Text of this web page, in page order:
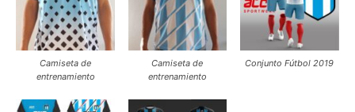
Camiseta de
entrenamiento
Camiseta de
entrenamiento
Conjunto Fútbol 2019